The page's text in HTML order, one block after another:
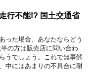
行不能!? 国土交通省
った場合、あなたならどう
の方は販売店に問い合わ
うでしょう。これで無事解
中にはあまりの不具合に耐